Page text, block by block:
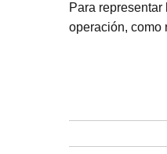
Para representar
operación, como